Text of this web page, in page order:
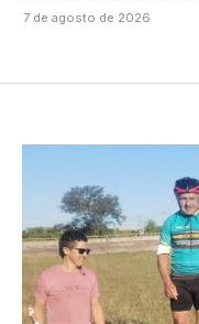
7 de agosto de 2026